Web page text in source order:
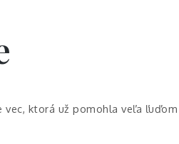
ktorá už pomohla veľa